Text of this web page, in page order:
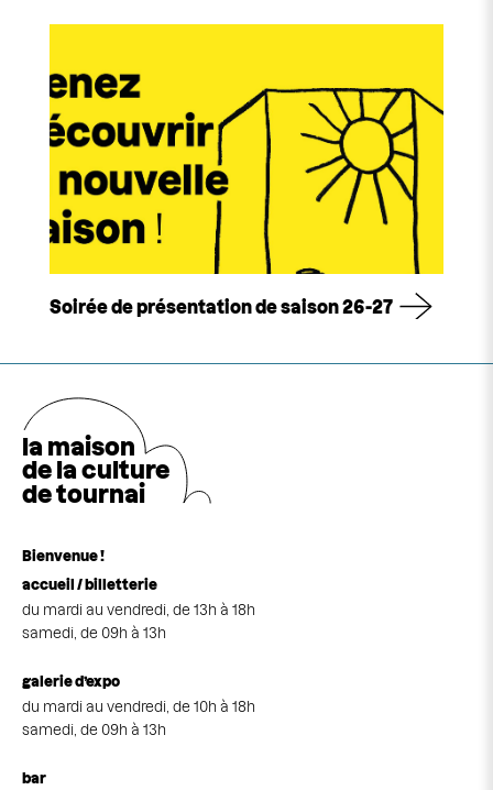
Soirée de présentation de saison 26-27
la maison
de la culture
de tournai
Bienvenue !
accueil / billetterie
du mardi au vendredi, de 13h à 18h
samedi, de 09h à 13h
galerie d’expo
du mardi au vendredi, de 10h à 18h
samedi, de 09h à 13h
bar